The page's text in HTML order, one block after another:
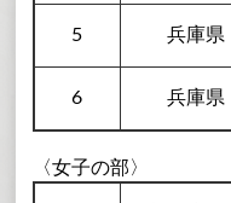
5 兵庫県
6 兵庫県
〈女子の部〉